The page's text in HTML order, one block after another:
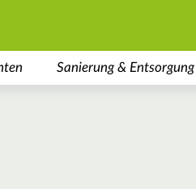
Sanierung & Entsorgung